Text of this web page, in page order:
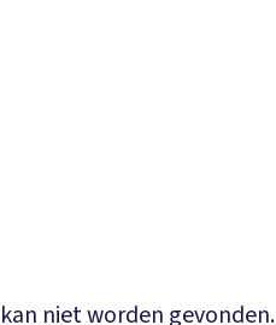
niet worden gevonden.